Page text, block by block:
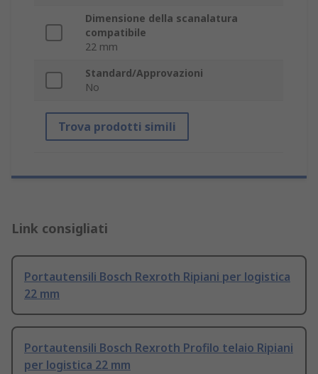
Dimensione della scanalatura
compatibile
22 mm
Standard/Approvazioni
No
Trova prodotti simili
Link consigliati
Portautensili Bosch Rexroth Ripiani per logistica
22 mm
Portautensili Bosch Rexroth Profilo telaio Ripiani
per logistica 22 mm